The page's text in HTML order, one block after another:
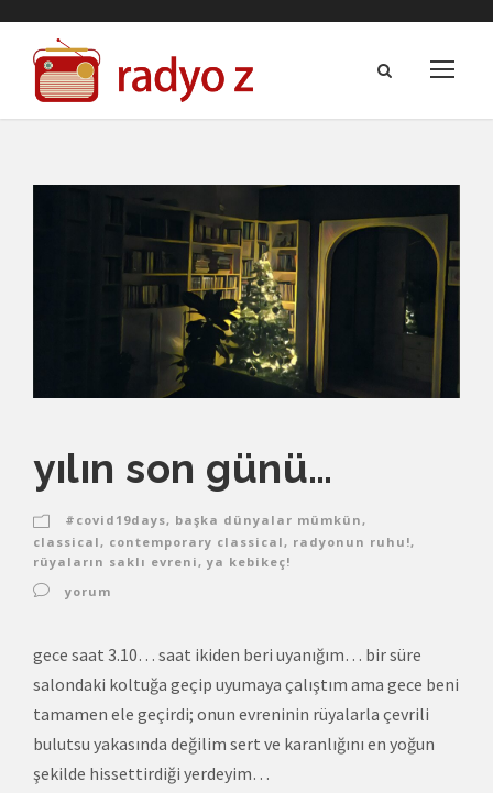
yılın son günü…
#covid19days, başka dünyalar mümkün,
classical , contemporary classical , radyonun ruhu!,
rüyaların saklı evreni , ya kebikeç!
yorum
gece saat 3.10… saat ikiden beri uyanığım… bir süre
salondaki koltuğa geçip uyumaya çalıştım ama gece beni
tamamen ele geçirdi; onun evreninin rüyalarla çevrili
bulutsu yakasında değilim sert ve karanlığını en yoğun
şekilde hissettirdiği yerdeyim…